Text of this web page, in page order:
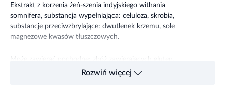
Ekstrakt z korzenia żeń-szenia indyjskiego withania
somnifera, substancja wypełniająca: celuloza, skrobia,
substancje przeciwzbrylające: dwutlenek krzemu, sole
magnezowe kwasów tłuszczowych.
Może zawierać pochodne: zbóż zawierających gluten,
Składnik 1/2 tabletki
Rozwiń więcej